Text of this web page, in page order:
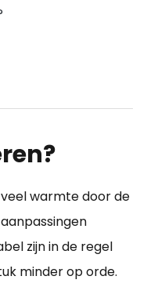
warmte door de
zijn in de regel
minder op orde.